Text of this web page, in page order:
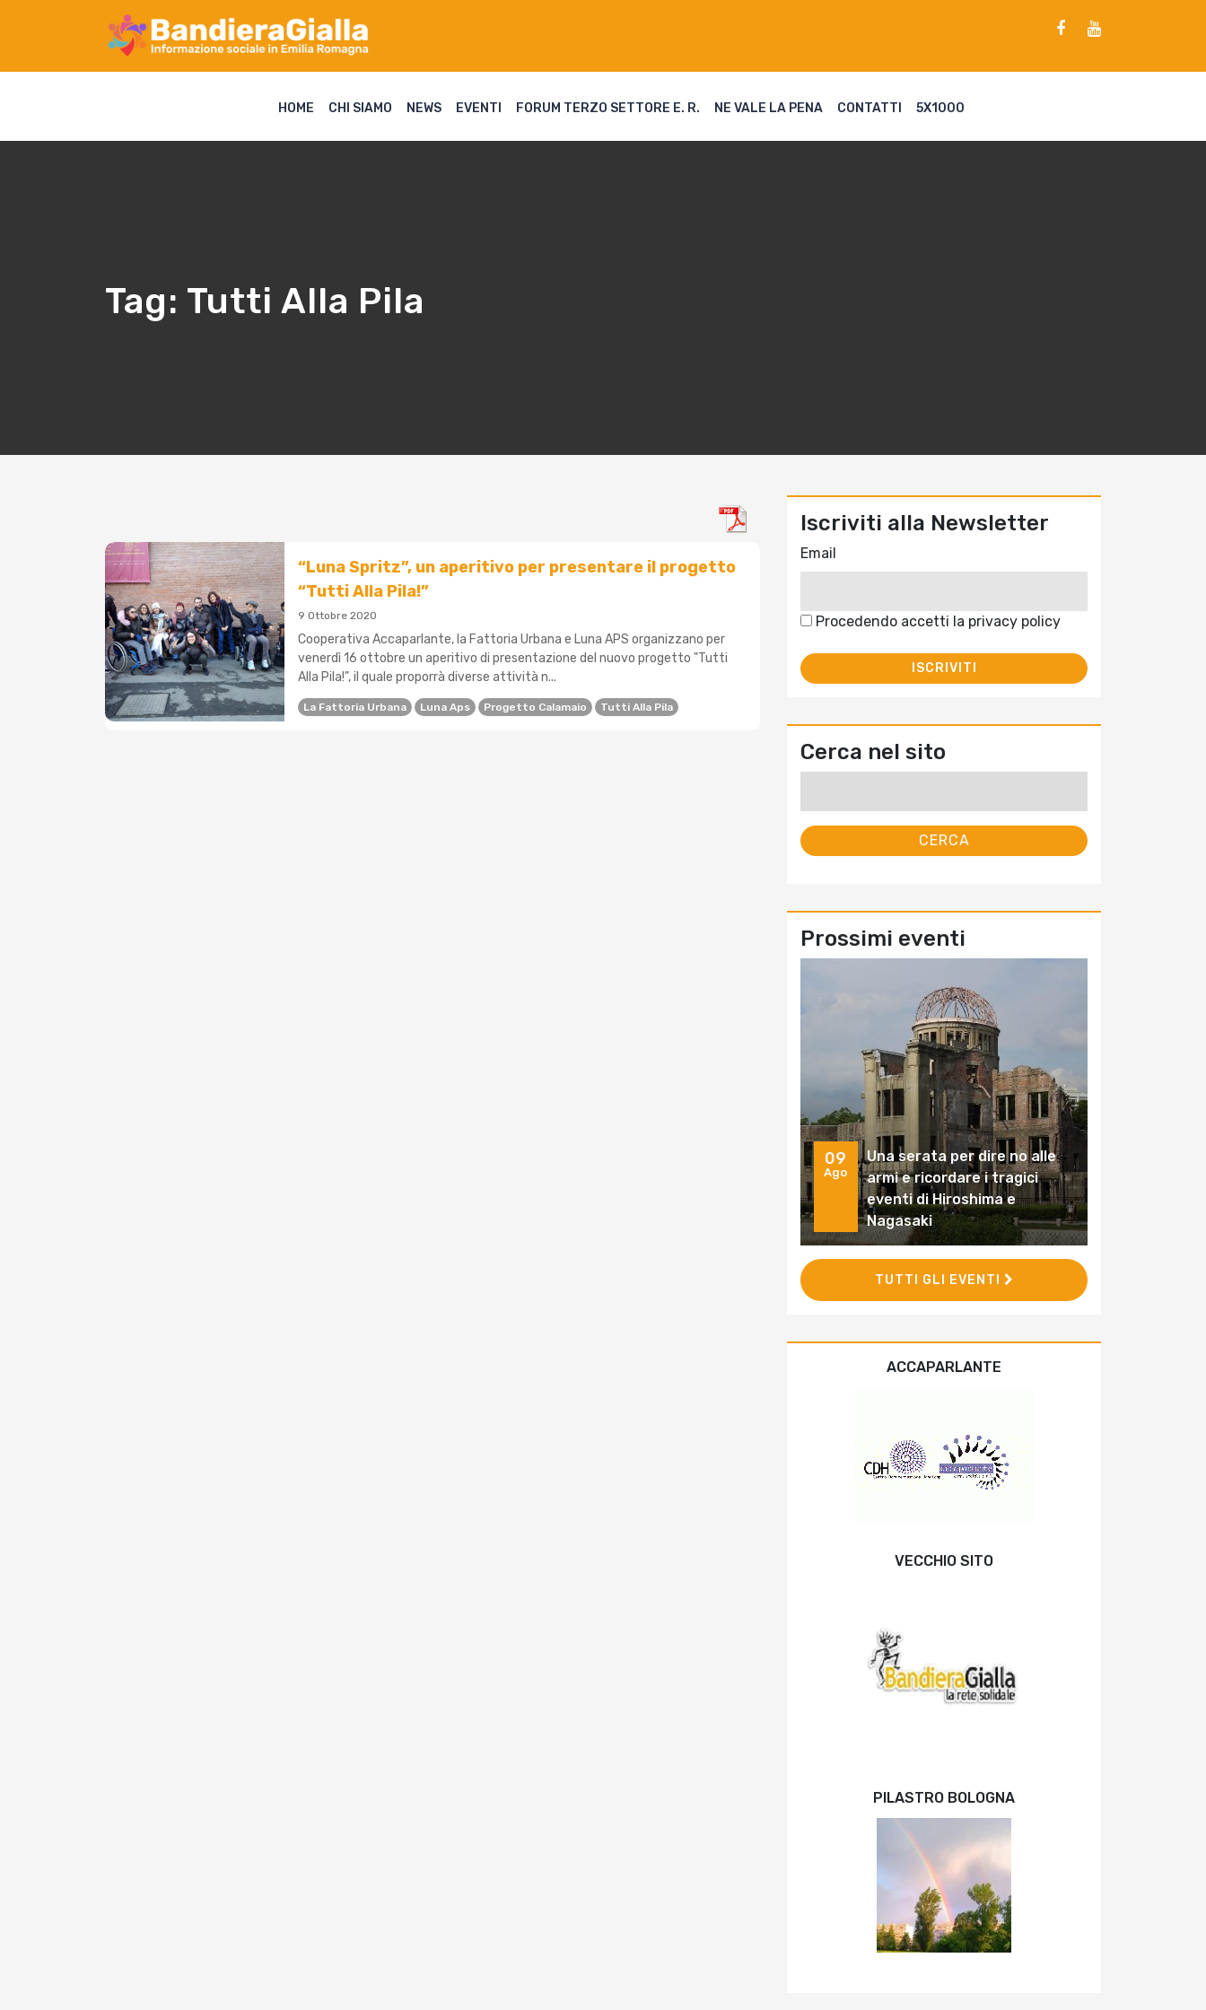
HOME CHI SIAMO NEWS EVENTI FORUM TERZO SETTORE E. R. NE VALE LA PENA CONTATTI 5X1000
Tag: Tutti Alla Pila
“Luna Spritz”, un aperitivo per presentare il progetto
“Tutti Alla Pila!”
9 Ottobre 2020
Cooperativa Accaparlante, la Fattoria Urbana e Luna APS organizzano per
venerdì 16 ottobre un aperitivo di presentazione del nuovo progetto "Tutti
Alla Pila!", il quale proporrà diverse attività n...
La Fattoria Urbana Luna Aps Progetto Calamaio Tutti Alla Pila
Iscriviti alla Newsletter
Email
Procedendo accetti la privacy policy
Cerca nel sito
Prossimi eventi
09
Ago
Una serata per dire no alle
armi e ricordare i tragici
eventi di Hiroshima e
Nagasaki
TUTTI GLI EVENTI
ACCAPARLANTE
VECCHIO SITO
PILASTRO BOLOGNA